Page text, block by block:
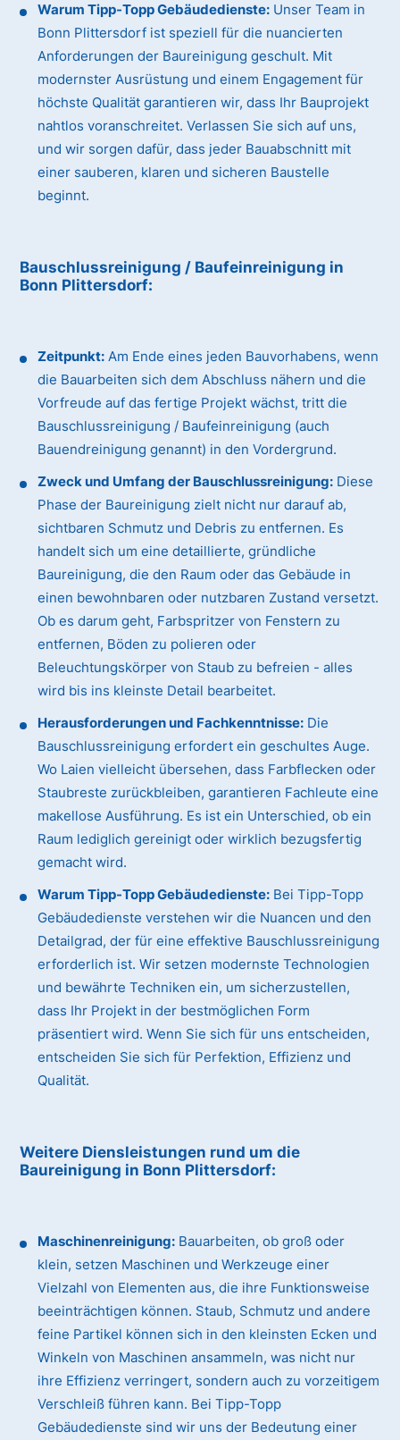
Warum Tipp-Topp Gebäudedienste: Unser Team in
Bonn Plittersdorf ist speziell für die nuancierten
Anforderungen der Baureinigung geschult. Mit
modernster Ausrüstung und einem Engagement für
höchste Qualität garantieren wir, dass Ihr Bauprojekt
nahtlos voranschreitet. Verlassen Sie sich auf uns,
und wir sorgen dafür, dass jeder Bauabschnitt mit
einer sauberen, klaren und sicheren Baustelle
beginnt.
Bauschlussreinigung / Baufeinreinigung in
Bonn Plittersdorf:
Zeitpunkt: Am Ende eines jeden Bauvorhabens, wenn
die Bauarbeiten sich dem Abschluss nähern und die
Vorfreude auf das fertige Projekt wächst, tritt die
Bauschlussreinigung / Baufeinreinigung (auch
Bauendreinigung genannt) in den Vordergrund.
Zweck und Umfang der Bauschlussreinigung: Diese
Phase der Baureinigung zielt nicht nur darauf ab,
sichtbaren Schmutz und Debris zu entfernen. Es
handelt sich um eine detaillierte, gründliche
Baureinigung, die den Raum oder das Gebäude in
einen bewohnbaren oder nutzbaren Zustand versetzt.
Ob es darum geht, Farbspritzer von Fenstern zu
entfernen, Böden zu polieren oder
Beleuchtungskörper von Staub zu befreien - alles
wird bis ins kleinste Detail bearbeitet.
Herausforderungen und Fachkenntnisse: Die
Bauschlussreinigung erfordert ein geschultes Auge.
Wo Laien vielleicht übersehen, dass Farbflecken oder
Staubreste zurückbleiben, garantieren Fachleute eine
makellose Ausführung. Es ist ein Unterschied, ob ein
Raum lediglich gereinigt oder wirklich bezugsfertig
gemacht wird.
Warum Tipp-Topp Gebäudedienste: Bei Tipp-Topp
Gebäudedienste verstehen wir die Nuancen und den
Detailgrad, der für eine effektive Bauschlussreinigung
erforderlich ist. Wir setzen modernste Technologien
und bewährte Techniken ein, um sicherzustellen,
dass Ihr Projekt in der bestmöglichen Form
präsentiert wird. Wenn Sie sich für uns entscheiden,
entscheiden Sie sich für Perfektion, Effizienz und
Qualität.
Weitere Diensleistungen rund um die
Baureinigung in Bonn Plittersdorf:
Maschinenreinigung: Bauarbeiten, ob groß oder
klein, setzen Maschinen und Werkzeuge einer
Vielzahl von Elementen aus, die ihre Funktionsweise
beeinträchtigen können. Staub, Schmutz und andere
feine Partikel können sich in den kleinsten Ecken und
Winkeln von Maschinen ansammeln, was nicht nur
ihre Effizienz verringert, sondern auch zu vorzeitigem
Verschleiß führen kann. Bei Tipp-Topp
Gebäudedienste sind wir uns der Bedeutung einer